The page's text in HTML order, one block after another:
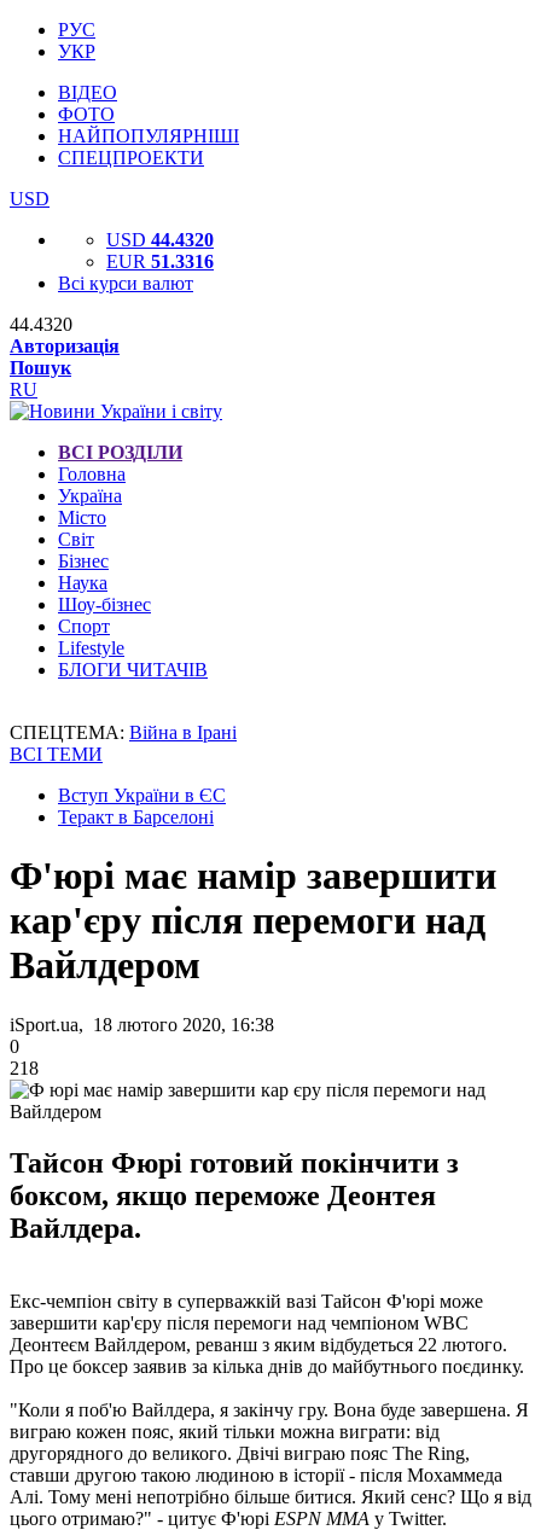
РУС
УКР
ВІДЕО
ФОТО
НАЙПОПУЛЯРНІШІ
СПЕЦПРОЕКТИ
USD
USD 44.4320
EUR 51.3316
Всі курси валют
44.4320
Авторизація
Пошук
RU
ВСІ РОЗДІЛИ
Головна
Україна
Місто
Світ
Бізнес
Наука
Шоу-бізнес
Спорт
Lifestyle
БЛОГИ ЧИТАЧІВ
СПЕЦТЕМА: Війна в Ірані
ВСІ ТЕМИ
Вступ України в ЄС
Теракт в Барселоні
Ф'юрі має намір завершити
кар'єру після перемоги над
Вайлдером
iSport.ua, 18 лютого 2020, 16:38
0
218
Тайсон Фюрі готовий покінчити з
боксом, якщо переможе Деонтея
Вайлдера.
Екс-чемпіон світу в суперважкій вазі Тайсон Ф'юрі може
завершити кар'єру після перемоги над чемпіоном WBC
Деонтеєм Вайлдером, реванш з яким відбудеться 22 лютого.
Про це боксер заявив за кілька днів до майбутнього поєдинку.
"Коли я поб'ю Вайлдера, я закінчу гру. Вона буде завершена. Я
виграю кожен пояс, який тільки можна виграти: від
другорядного до великого. Двічі виграю пояс The Ring,
ставши другою такою людиною в історії - після Мохаммеда
Алі. Тому мені непотрібно більше битися. Який сенс? Що я від
цього отримаю?" - цитує Ф'юрі ESPN MMA у Twitter.